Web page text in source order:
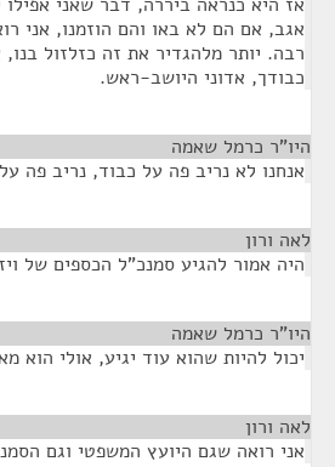
אגב, אם הם לא באו והם הוזמנו, אני
רבה. יותר מלהגדיר את זה כזלזול
כבודך, אדוני היושב-ראש.
היו"ר כרמל שאמה
אנחנו לא נריב פה על כבוד, נריב פה
לאה ורון
היה אמור להגיע סמנכ"ל הכספים של
היו"ר כרמל שאמה
יכול להיות שהוא עוד יגיע, אולי הוא
לאה ורון
אני רואה שגם היועץ המשפטי וגם